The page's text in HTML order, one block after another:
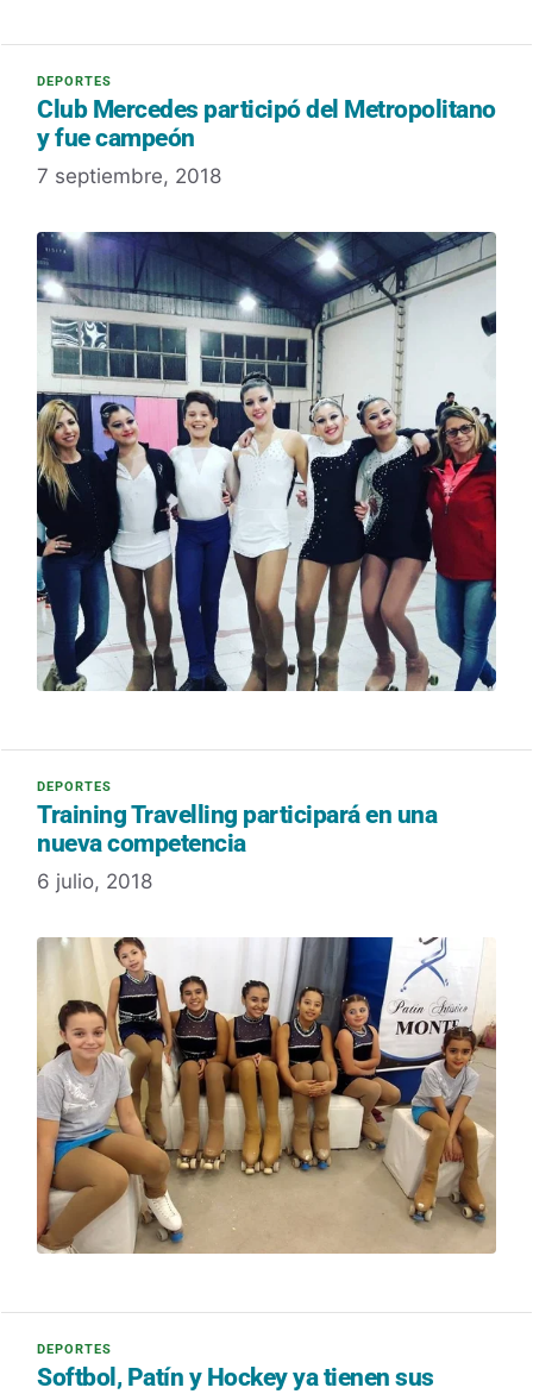
Club Mercedes participó del Metropolitano
y fue campeón
7 septiembre, 2018
Training Travelling participará en una
nueva competencia
6 julio, 2018
Softbol, Patín y Hockey ya tienen sus